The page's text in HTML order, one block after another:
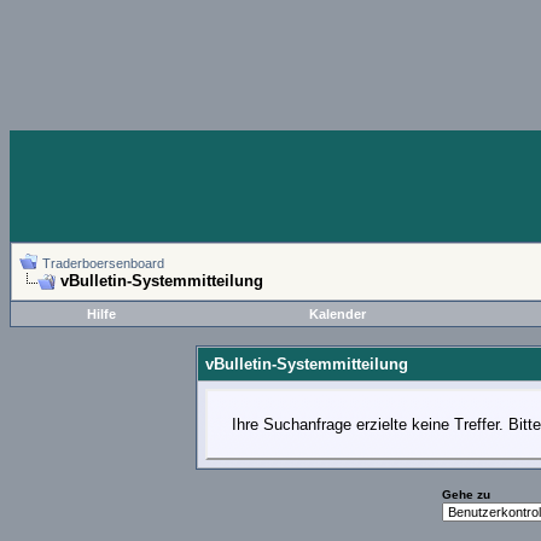
Traderboersenboard
vBulletin-Systemmitteilung
Hilfe Kalender
vBulletin-Systemmitteilung
Ihre Suchanfrage erzielte keine Treffer.
Gehe zu